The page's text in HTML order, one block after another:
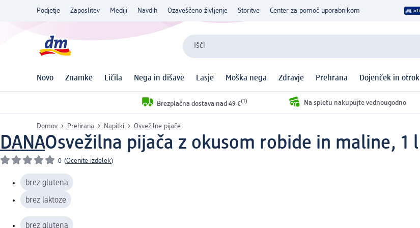
Podjetje Zaposlitev Mediji Navdih Ozaveščeno življenje Storitve Center za pomoč uporabnikom
Išči
Novo Znamke Ličila Nega in dišave Lasje Moška nega Zdravje Prehrana Dojenček in otrok
Brezplačna dostava nad 49 €(1) Na spletu nakupujte vednougodno
Domov Prehrana Napitki Osvežilne pijače
DANAOsvežilna pijača z okusom robide in maline, 1 l
0 (Ocenite izdelek)
brez glutena
brez laktoze
brez glutena